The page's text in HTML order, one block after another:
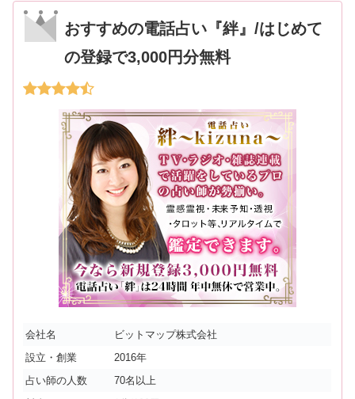
おすすめの電話占い『絆』/はじめて
の登録で3,000円分無料
会社名
ビットマップ株式会社
設立・創業
2016年
占い師の人数
70名以上